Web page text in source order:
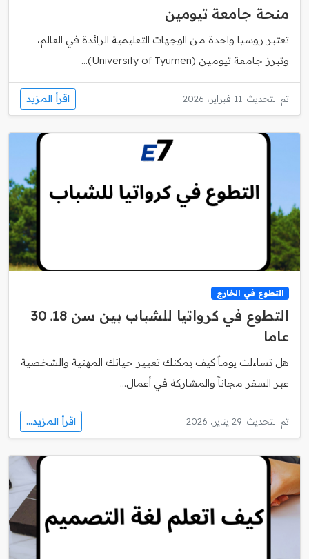
منحة جامعة تيومين
تعتبر روسيا واحدة من الوجهات التعليمية الرائدة في العالم،
وتبرز جامعة تيومين (University of Tyumen)...
تم التحديث: 11 فبراير، 2026 اقرأ المزيد
التطوع في الخارج
التطوع في كرواتيا للشباب بين سن 18ـ 30
عاما
هل تساءلت يوماً كيف يمكنك تغيير حياتك المهنية والشخصية
عبر السفر مجاناً والمشاركة في أعمال...
تم التحديث: 29 يناير، 2026 اقرأ المزيد...